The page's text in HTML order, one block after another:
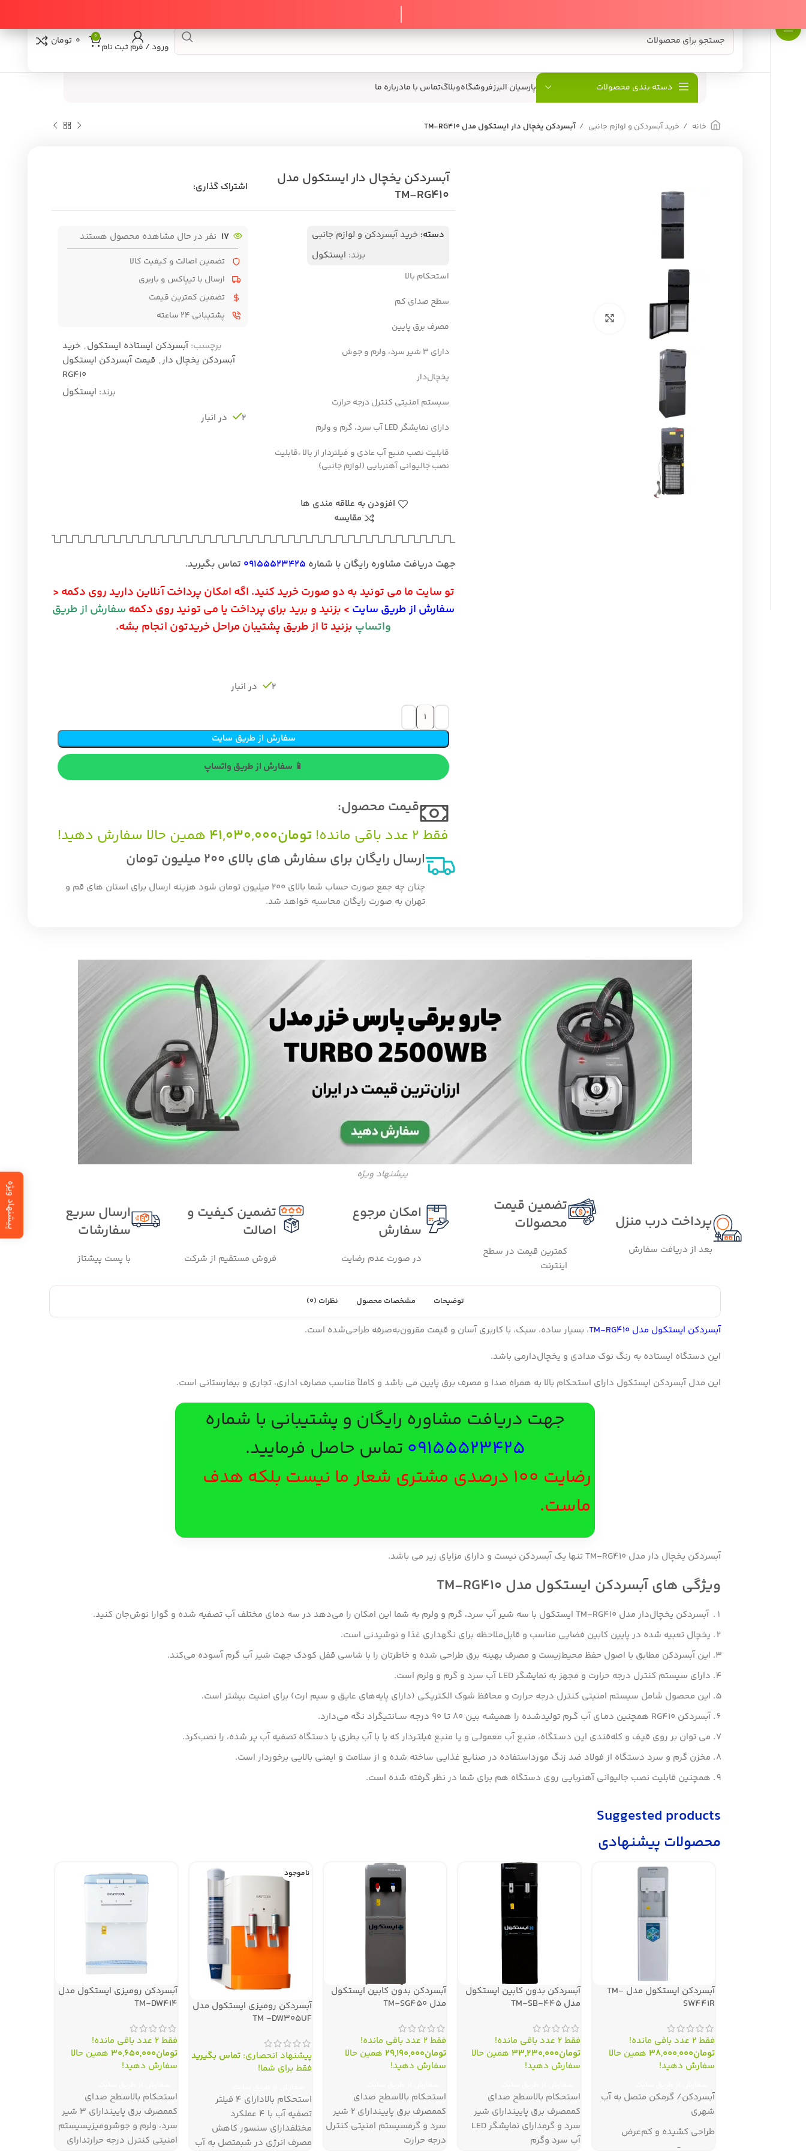
ورود / فرم ثبت نام
0 تومان 0
دسته بندی محصولات پارسیان البرزفروشگاهوبلاگتماس با مادرباره ما
خانه خرید آبسردکن و لوازم جانبی آبسردکن یخچال دار ایستکول مدل TM-RG۴۱۰
آبسردکن یخچال دار ایستکول مدل
TM-RG۴۱۰
اشتراک گذاری:
دسته: خرید آبسردکن و لوازم جانبی
برند: ایستکول
استحکام بالا
سطح صدای کم
مصرف برق پایین
دارای ۳ شیر سرد، ولرم و جوش
یخچال‌دار
سیستم امنیتی کنترل درجه حرارت
دارای نمایشگر LED آب سرد، گرم و ولرم
قابلیت نصب منبع آب عادی و فیلتردار از بالا ،قابلیت
نصب جالیوانی آهنربایی (لوازم جانبی)
افزودن به علاقه مندی ها
مقایسه
17 نفر در حال مشاهده محصول هستند
تضمین اصالت و کیفیت کالا
ارسال با تیپاکس و باربری
تضمین کمترین قیمت
پشتیبانی ۲۴ ساعته
برچسب: آبسردکن ایستاده ایستکول, خرید
آبسردکن یخچال دار, قیمت آبسردکن ایستکول
RG410
برند: ایستکول
2 در انبار
جهت دریافت مشاوره رایگان با شماره 09155523425 تماس بگیرید.
تو سایت ما می تونید به دو صورت خرید کنید. اگه امکان پرداخت آنلاین دارید روی دکمه <
سفارش از طریق سایت > بزنید و برید برای پرداخت یا می تونید روی دکمه سفارش از طریق
واتساپ بزنید تا از طریق پشتیبان مراحل خریدتون انجام بشه.
2 در انبار
سفارش از طریق سایت
📱 سفارش از طریق واتساپ
قیمت محصول:​
فقط 2 عدد باقی مانده! تومان41,030,000 همین حالا سفارش دهید!
ارسال رایگان برای سفارش های بالای 200 میلیون تومان
چنان چه جمع صورت حساب شما بالای 200 میلیون تومان شود هزینه ارسال برای استان های قم و
تهران به صورت رایگان محاسبه خواهد شد.
پیشنهاد ویژه
پرداخت درب منزل
بعد از دریافت سفارش
تضمین قیمت
محصولات
کمترین قیمت در سطح
اینترنت
امکان مرجوع
سفارش
در صورت عدم رضایت
تضمین کیفیت و
اصالت
فروش مستقیم از شرکت
ارسال سریع
سفارشات
با پست پیشتاز
توضیحات مشخصات محصول نظرات (0)
آبسردکن ایستکول مدل TM-RG۴۱۰
، بسیار ساده، سبک، با کاربری آسان و قیمت مقرون‌به‌صرفه طراحی‌شده است.
این دستگاه ایستاده به رنگ نوک مدادی و یخچال‌دارمی باشد.
این مدل آبسردکن ایستکول دارای استحکام بالا به همراه صدا و مصرف برق پایین می باشد و کاملاً مناسب مصارف اداری، تجاری و بیمارستانی است.
جهت دریافت مشاوره رایگان و پشتیبانی با شماره
09155523425 تماس حاصل فرمایید.
رضایت 100 درصدی مشتری شعار ما نیست بلکه هدف
ماست.
آبسردکن یخچال دار مدل TM-RG۴۱۰ تنها یک آبسردکن نیست و دارای مزایای زیر می باشد.
ویژگی های آبسردکن ایستکول مدل TM-RG۴۱۰
آبسرد‌کن یخچال‌دار مدل TM-RG۴۱۰ ایستکول با سه شیر آب سرد، گرم و ولرم به شما این امکان را می‌دهد در سه دمای مختلف آب تصفیه شده و گوارا نوش‌جان کنید.
یخچال تعبیه شده در پایین کابین فضایی مناسب و قابل‌ملاحظه برای نگهداری غذا و نوشیدنی است.
این آبسردکن مطابق با اصول حفظ محیط‌زیست و مصرف بهینه‌ برق طراحی شده و خاطرتان را با شاسی قفل کودک جهت شیر آب گرم آسوده می‌کند.
دارای سیستم کنترل درجه حرارت و مجهز به نمایشگر LED آب سرد و گرم و ولرم است.
این محصول شامل سیستم امنیتی کنترل درجه حرارت و محافظ شوک الکتریکی (دارای پایه‌های عایق و سیم ارت) برای امنیت بیشتر است.
آبسردکن RG410 همچنین دمـای آب گـرم تولیدشـده را همیشـه بیـن ۸۰ تـا ۹۰ درجـه ســانتیگراد نگه می‌دارد.
می توان بر روی قیـف و کله‌قندی ایـن دسـتگاه، منبـع آب معمولـی و یـا منبـع فیلتـردار که یا با آب بطری یا دستگاه تصفیه آب پر شده، را نصب‌کرد.
مخزن گرم و سرد دستگاه از فولاد ضد زنگ مورداستفاده در صنایع غذایی ساخته شده و از سلامت و ایمنی بالایی برخوردار است.
همچنین قابلیت نصب جالیوانی آهنربایی روی دستگاه هم برای شما در نظر گرفته شده است.
Suggested products
محصولات پیشنهادی
آبسردکن ایستکول مدل TM-
SW۴۴۱R
فقط 2 عدد باقی مانده!
تومان38,000,000 همین حالا
سفارش دهید!
آبسردکن/ گرمکن متصل به آب
شهری
طراحی کشیده و کم‌عرض
آبسردکن بدون کابین ایستکول
مدل TM-SB-۴۴۵
فقط 2 عدد باقی مانده!
تومان33,230,000 همین حالا
سفارش دهید!
استحکام بالاسطح صدای
کممصرف برق پاییندارای شير
سرد و گرمدارای نمایشگر LED
آب سرد وگرم
آبسردکن بدون کابین ایستکول
مدل TM-SG۴۵۰
فقط 2 عدد باقی مانده!
تومان29,190,000 همین حالا
سفارش دهید!
استحکام بالاسطح صدای
کممصرف برق پاییندارای ۲ شیر
سرد و گرمسیستم امنیتی کنترل
درجه حرارت
ناموجود
آبسردکن رومیزی ایستکول مدل
TM -DW۳۰۵UF
پیشنهاد انحصاری: تماس بگیرید
فقط برای شما!
استحکام بالادارای ۴ فیلتر
تصفیه آب با ۴ عملکرد
مختلفدارای سنسور کاهش
مصرف انرژی در شبمتصل به آب
آبسردکن رومیزی ایستکول مدل
TM-DW۴۱۴
فقط 2 عدد باقی مانده!
تومان30,650,000 همین حالا
سفارش دهید!
استحکام بالاسطح صدای
کممصرف برق پاییندارای ۳ شیر
سرد، ولرم و جوشرومیزیسیستم
امنیتی کنترل درجه حرارتدارای
پیشنهاد ویژه